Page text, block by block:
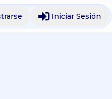
Iniciar Sesión